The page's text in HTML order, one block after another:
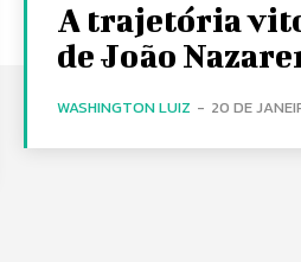
A trajetória
de João
WASHINGTON LUIZ - 20 DE